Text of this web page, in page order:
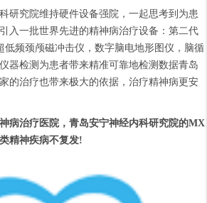
究院维持硬件设备强院，一起思考到为患
入一批世界先进的精神病治疗设备：第二代
低频颈颅磁冲击仪，数字脑电地形图仪，脑循
器检测为患者带来精准可靠地检测数据青岛
的治疗也带来极大的依据，治疗精神病更安
病治疗医院，青岛安宁神经内科研究院的MX
精神疾病不复发!